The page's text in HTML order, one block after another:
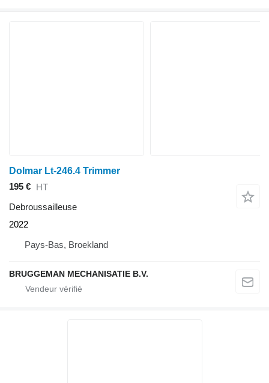
Dolmar Lt-246.4 Trimmer
195 € HT
Debroussailleuse
2022
Pays-Bas, Broekland
BRUGGEMAN MECHANISATIE B.V.